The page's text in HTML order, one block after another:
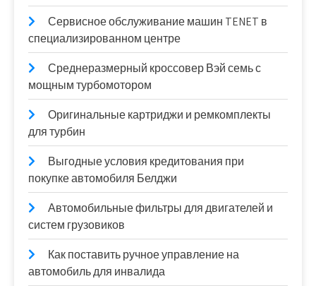
Сервисное обслуживание машин TENET в
специализированном центре
Среднеразмерный кроссовер Вэй семь с
мощным турбомотором
Оригинальные картриджи и ремкомплекты
для турбин
Выгодные условия кредитования при
покупке автомобиля Белджи
Автомобильные фильтры для двигателей и
систем грузовиков
Как поставить ручное управление на
автомобиль для инвалида